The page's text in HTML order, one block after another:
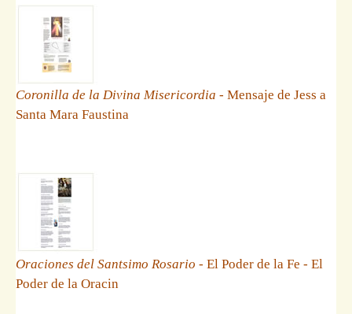
Coronilla de la Divina Misericordia - Mensaje de Jess a
Santa Mara Faustina
Oraciones del Santsimo Rosario - El Poder de la Fe - El
Poder de la Oracin